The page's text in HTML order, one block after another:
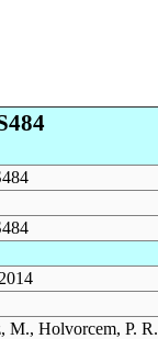
M., Holvorcem, P. R.